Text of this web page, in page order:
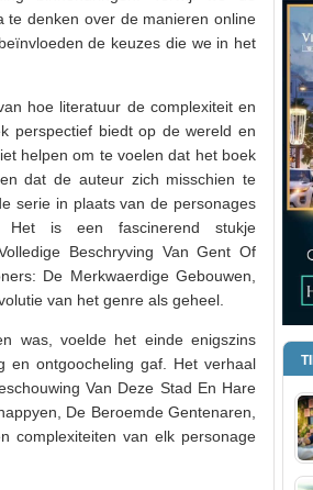
te denken over de manieren online
de keuzes die we in het
hoe literatuur de complexiteit en
perspectief biedt op de wereld en
helpen om te voelen dat het boek
dat de auteur zich misschien te
serie in plaats van de personages
Het is een fascinerend stukje
Beschryving Van Gent Of
De Merkwaerdige Gebouwen,
van het genre als geheel.
was, voelde het einde enigszins
en ontgoocheling gaf. Het verhaal
Van Deze Stad En Hare
De Beroemde Gentenaren,
complexiteiten van elk personage